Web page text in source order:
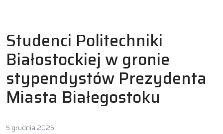
Studenci Politechniki
Białostockiej w gronie
stypendystów Prezydenta
Miasta Białegostoku
5 grudnia 2025